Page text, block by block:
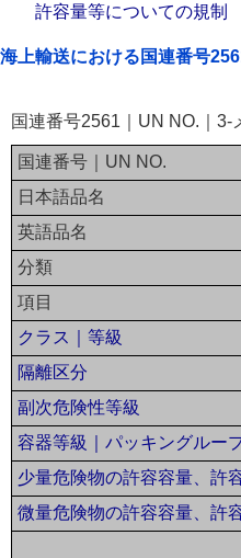
許容量等についての規制
海上輸送における国連番号
国連番号2561｜UN NO.｜
国連番号｜UN NO.
日本語品名
英語品名
分類
項目
クラス｜等級
隔離区分
副次危険性等級
容器等級｜パッキングルー
少量危険物の許容容量、許
微量危険物の許容容量、許